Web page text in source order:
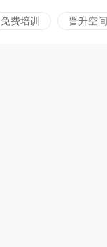
免费培训 晋升空间